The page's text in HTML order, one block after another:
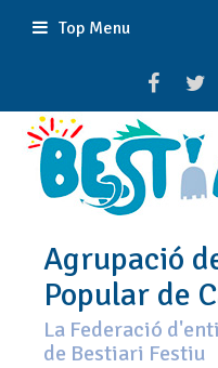
Top Menu
Agrupació
Popular de
La Federació
de Bestiari Festiu